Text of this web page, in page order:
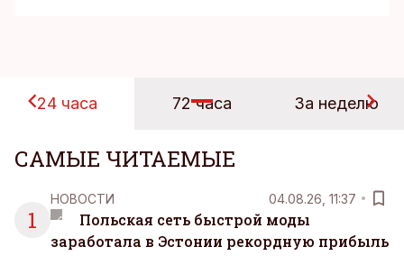
24 часа 72 часа За неделю
САМЫЕ ЧИТАЕМЫЕ
1
НОВОСТИ 04.08.26, 11:37
Польская сеть быстрой моды
заработала в Эстонии рекордную прибыль